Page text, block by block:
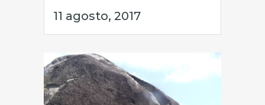
11 agosto, 2017